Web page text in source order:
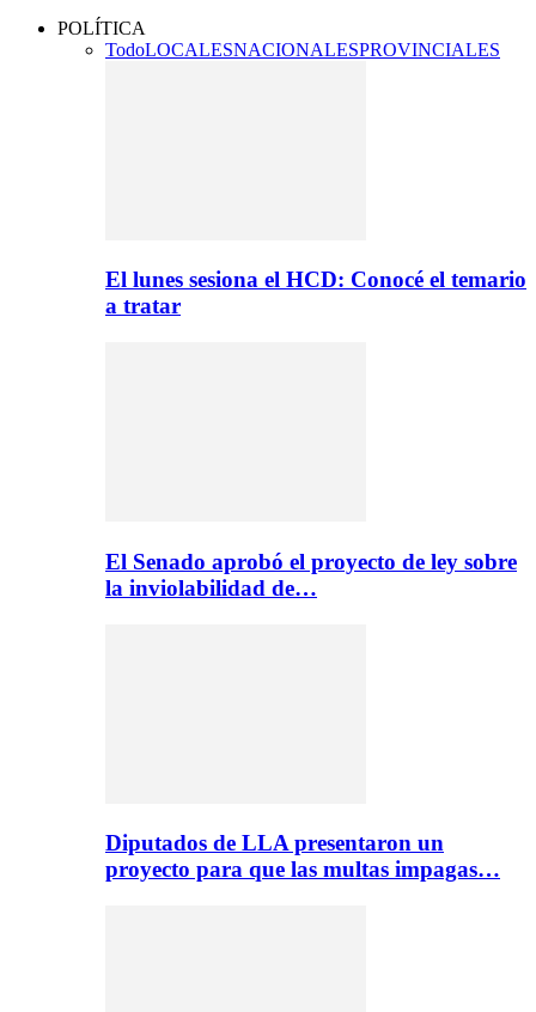
POLÍTICA
TodoLOCALESNACIONALESPROVINCIALES
El lunes sesiona el HCD: Conocé el temario
a tratar
El Senado aprobó el proyecto de ley sobre
la inviolabilidad de…
Diputados de LLA presentaron un
proyecto para que las multas impagas…